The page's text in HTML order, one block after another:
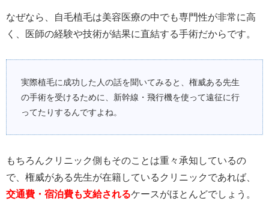
なぜなら、自毛植毛は美容医療の中でも専門性が非常に高
く、医師の経験や技術が結果に直結する手術だからです。
実際植毛に成功した人の話を聞いてみると、権威ある先生
の手術を受けるために、新幹線・飛行機を使って遠征に行
ってたりするんですよね。
もちろんクリニック側もそのことは重々承知しているの
で、権威がある先生が在籍しているクリニックであれば、
交通費・宿泊費も支給されるケースがほとんどでしょう。